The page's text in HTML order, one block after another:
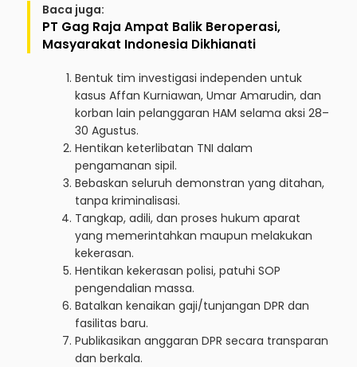
Baca juga:
PT Gag Raja Ampat Balik Beroperasi,
Masyarakat Indonesia Dikhianati
Bentuk tim investigasi independen untuk
kasus Affan Kurniawan, Umar Amarudin, dan
korban lain pelanggaran HAM selama aksi 28–
30 Agustus.
Hentikan keterlibatan TNI dalam
pengamanan sipil.
Bebaskan seluruh demonstran yang ditahan,
tanpa kriminalisasi.
Tangkap, adili, dan proses hukum aparat
yang memerintahkan maupun melakukan
kekerasan.
Hentikan kekerasan polisi, patuhi SOP
pengendalian massa.
Batalkan kenaikan gaji/tunjangan DPR dan
fasilitas baru.
Publikasikan anggaran DPR secara transparan
dan berkala.